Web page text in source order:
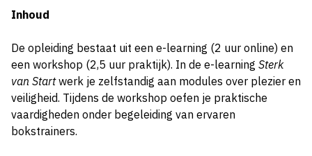
Inhoud
De opleiding bestaat uit een e-learning (2 uur online) en
een workshop (2,5 uur praktijk). In de e-learning Sterk
van Startwerk je zelfstandig aan modules over plezier en
veiligheid. Tijdens de workshop oefen je praktische
vaardigheden onder begeleiding van ervaren
bokstrainers.